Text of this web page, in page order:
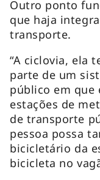
Outro ponto
que haja
transporte.
“A ciclovia, ela
parte de um
público em que
estações de
de transporte
pessoa possa
bicicletário da
bicicleta no